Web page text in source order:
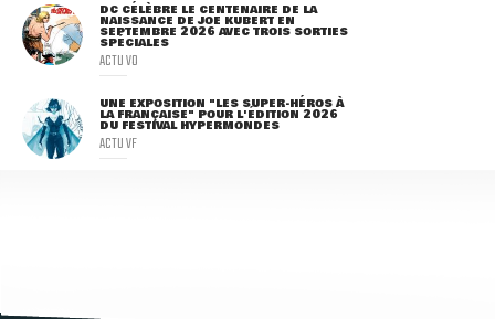
DC CÉLÈBRE LE CENTENAIRE DE LA
NAISSANCE DE JOE KUBERT EN
SEPTEMBRE 2026 AVEC TROIS SORTIES
SPÉCIALES
ACTU VO
UNE EXPOSITION "LES SUPER-HÉROS À
LA FRANÇAISE" POUR L'ÉDITION 2026
DU FESTIVAL HYPERMONDES
ACTU VF